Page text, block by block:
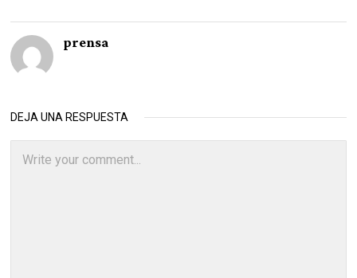
prensa
DEJA UNA RESPUESTA